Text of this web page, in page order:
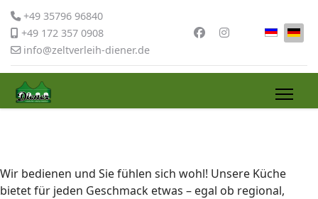
+49 35796 96840
+49 172 357 0908
info@zeltverleih-diener.de
Sprache
Wir bedienen und Sie fühlen sich wohl! Unsere Küche
bietet für jeden Geschmack etwas – egal ob regional,